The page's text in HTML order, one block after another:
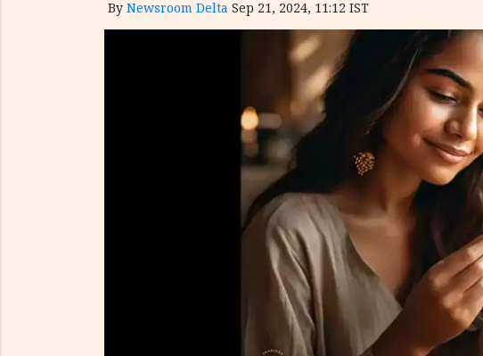
By Newsroom Delta Sep 21, 2024, 11:12 IST